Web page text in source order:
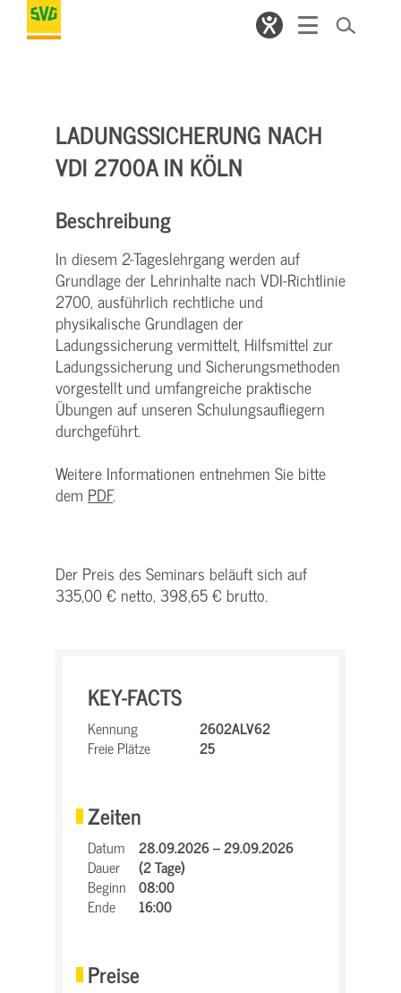
LADUNGSSICHERUNG NACH
VDI 2700A IN KÖLN
Beschreibung
In diesem 2-Tageslehrgang werden auf
Grundlage der Lehrinhalte nach VDI-Richtlinie
2700, ausführlich rechtliche und
physikalische Grundlagen der
Ladungssicherung vermittelt, Hilfsmittel zur
Ladungssicherung und Sicherungsmethoden
vorgestellt und umfangreiche praktische
Übungen auf unseren Schulungsaufliegern
durchgeführt.
Weitere Informationen entnehmen Sie bitte
dem PDF.
Der Preis des Seminars beläuft sich auf
335,00 € netto, 398,65 € brutto.
KEY-FACTS
Kennung
2602ALV62
Freie Plätze
25
Zeiten
Datum
28.09.2026 – 29.09.2026
Dauer
(2 Tage)
Beginn 08:00
Ende
16:00
Preise